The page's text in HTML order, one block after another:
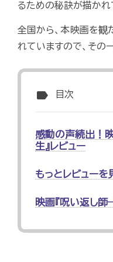
るための秘訣が描かれ
全国から、本映画を観
れていますので、その
label 目次
感動の声続出！
生』レビュー
もっとレビュー
映画『呪い返し師